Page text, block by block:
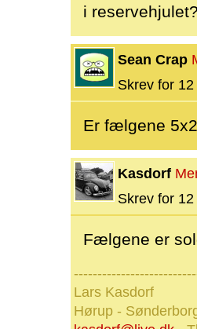
i
Sean Crap
Skrev for
Er fælgene
Kasdorf
Skrev for
Fælgene er
Lars Kasdorf
Hørup -